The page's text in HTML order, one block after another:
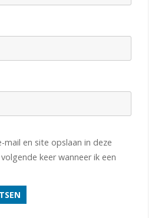
mail en site opslaan in deze
keer wanneer ik een